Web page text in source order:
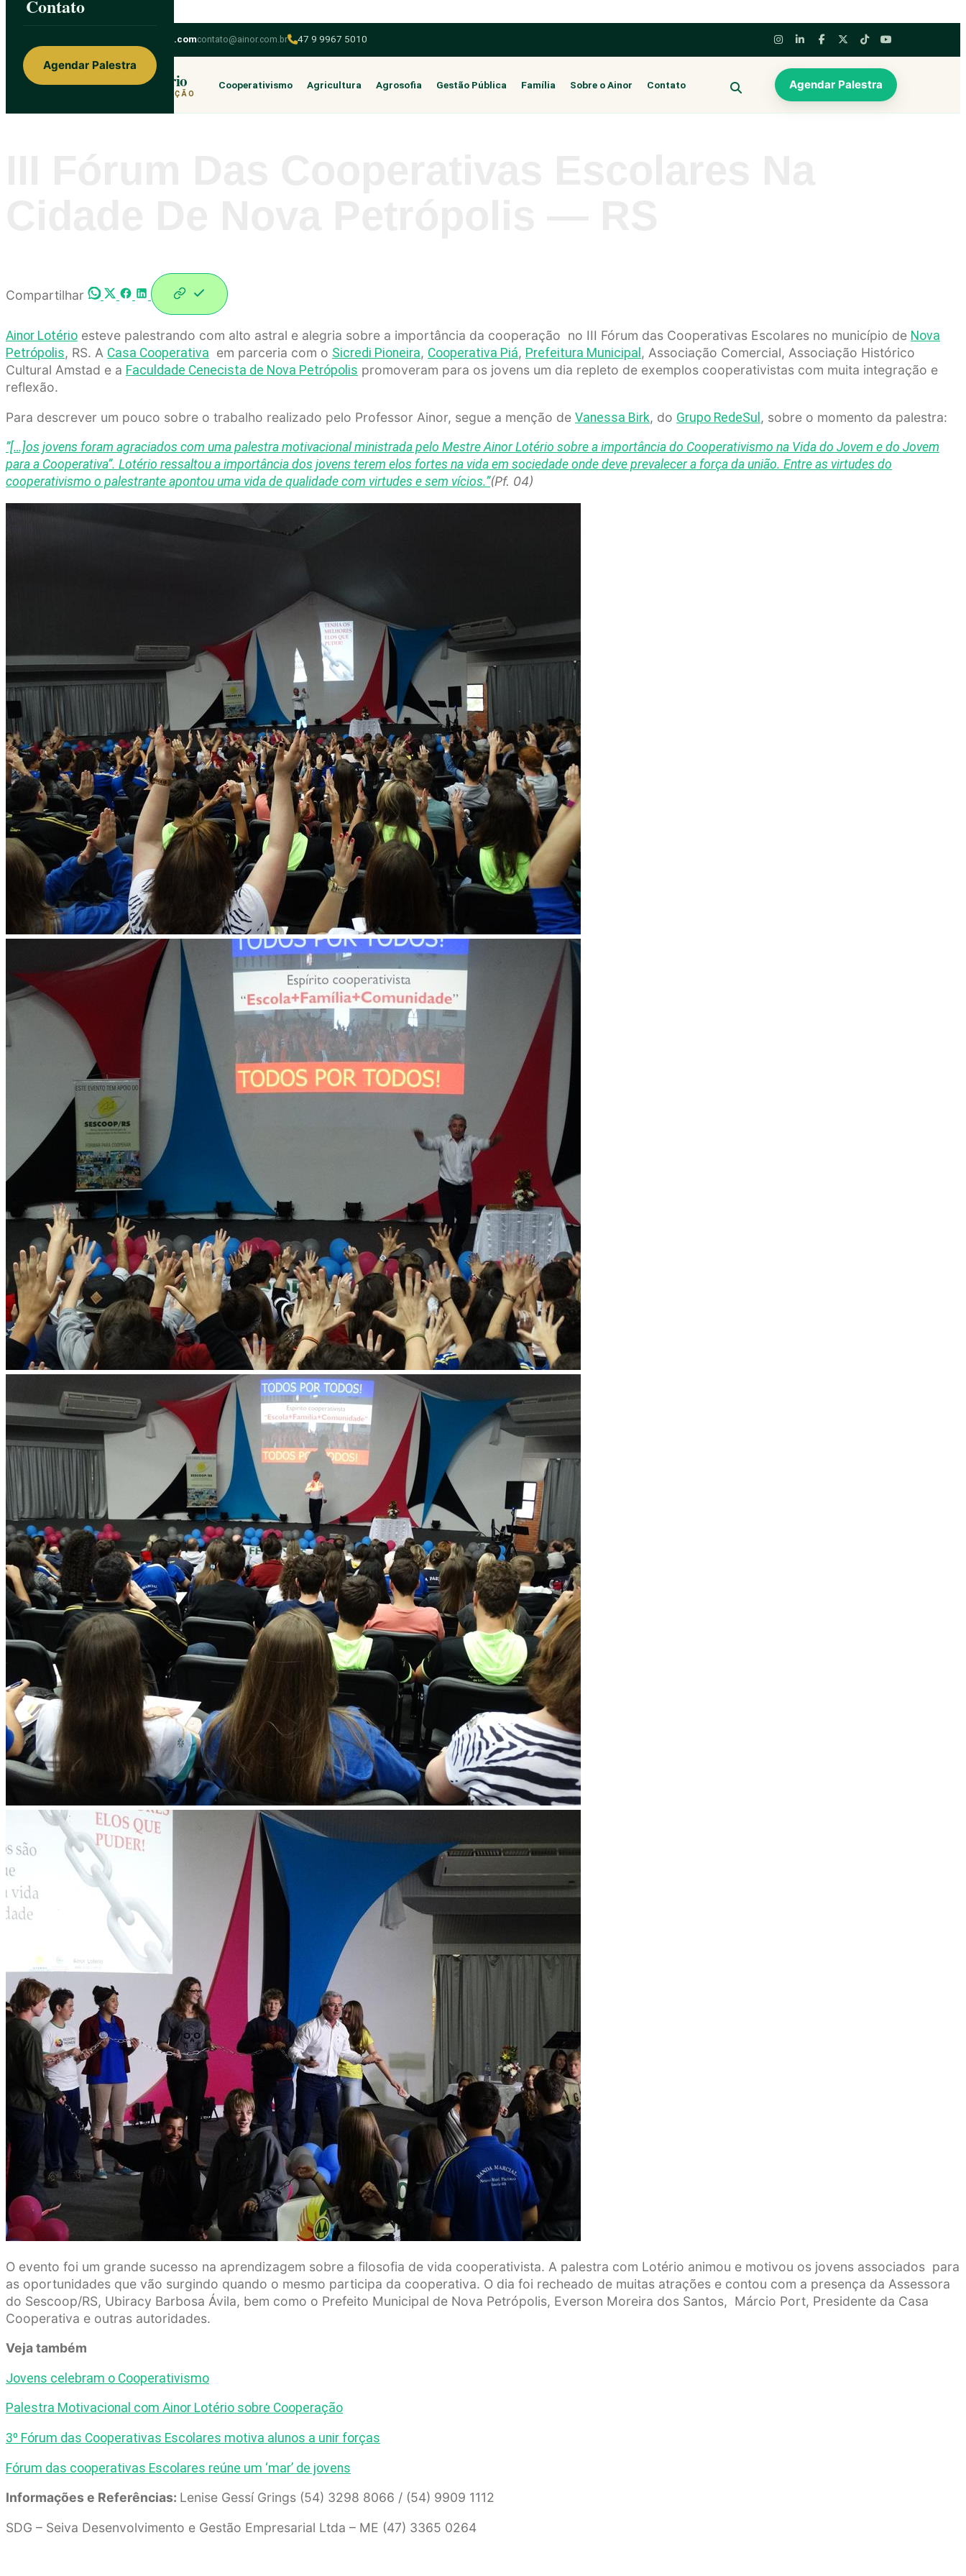
Skip to content
ainorfloterio@gmail.comcontato@ainor.com.br 47 9 9967 5010
Ainor Lotério
MENTE & CORAÇÃO
Cooperativismo Agricultura Agrosofia Gestão Pública Família Sobre o Ainor Contato Agendar Palestra
Contato
Agendar Palestra
Compartilhar
Ainor Lotério esteve palestrando com alto astral e alegria sobre a importância da cooperação no III Fórum das Cooperativas Escolares no município de Nova
Petrópolis, RS. A Casa Cooperativa em parceria com o Sicredi Pioneira, Cooperativa Piá, Prefeitura Municipal , Associação Comercial, Associação Histórico
Cultural Amstad e a Faculdade Cenecista de Nova Petrópolis promoveram para os jovens um dia repleto de exemplos cooperativistas com muita integração e
reflexão.
Para descrever um pouco sobre o trabalho realizado pelo Professor Ainor, segue a menção de Vanessa Birk, do Grupo RedeSul , sobre o momento da palestra:
”[…]os jovens foram agraciados com uma palestra motivacional ministrada pelo Mestre Ainor Lotério sobre a importância do Cooperativismo na Vida do Jovem e do Jovem
para a Cooperativa”. Lotério ressaltou a importância dos jovens terem elos fortes na vida em sociedade onde deve prevalecer a força da união. Entre as virtudes do
cooperativismo o palestrante apontou uma vida de qualidade com virtudes e sem vícios.”(Pf. 04)
O evento foi um grande sucesso na aprendizagem sobre a filosofia de vida cooperativista. A palestra com Lotério animou e motivou os jovens associados para
as oportunidades que vão surgindo quando o mesmo participa da cooperativa. O dia foi recheado de muitas atrações e contou com a presença da Assessora
do Sescoop/RS, Ubiracy Barbosa Ávila, bem como o Prefeito Municipal de Nova Petrópolis, Everson Moreira dos Santos, Márcio Port, Presidente da Casa
Cooperativa e outras autoridades.
Veja também
Jovens celebram o Cooperativismo
Palestra Motivacional com Ainor Lotério sobre Cooperação
3º Fórum das Cooperativas Escolares motiva alunos a unir forças
Fórum das cooperativas Escolares reúne um ‘mar’ de jovens
Informações e Referências: Lenise Gessí Grings (54) 3298 8066 / (54) 9909 1112
SDG – Seiva Desenvolvimento e Gestão Empresarial Ltda – ME (47) 3365 0264